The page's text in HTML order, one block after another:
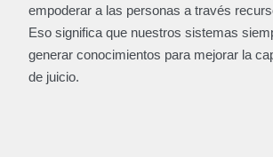
empoderar a las personas a través
Eso significa que nuestros sistemas
generar conocimientos para mejorar la
de juicio.